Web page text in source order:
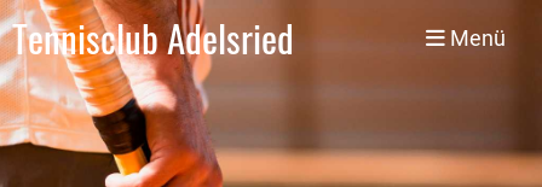
Tennisclub Adelsried Menü